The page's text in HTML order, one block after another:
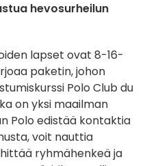
hevosurheilun
lapset ovat 8-16-
paketin, johon
Polo Club du
on yksi maailman
Polo edistää kontaktia
voit nauttia
ryhmähenkeä ja